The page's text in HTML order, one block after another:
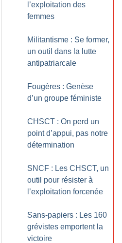
l’exploitation des
femmes
Militantisme : Se former,
un outil dans la lutte
antipatriarcale
Fougères : Genèse
d’un groupe féministe
CHSCT : On perd un
point d’appui, pas notre
détermination
SNCF : Les CHSCT, un
outil pour résister à
l’exploitation forcenée
Sans-papiers : Les 160
grévistes emportent la
victoire